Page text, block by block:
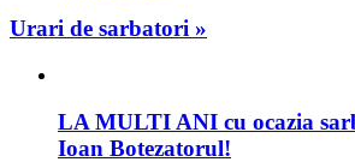
Urari de sarbatori »
LA MULTI ANI cu ocazia
Ioan Botezatorul!